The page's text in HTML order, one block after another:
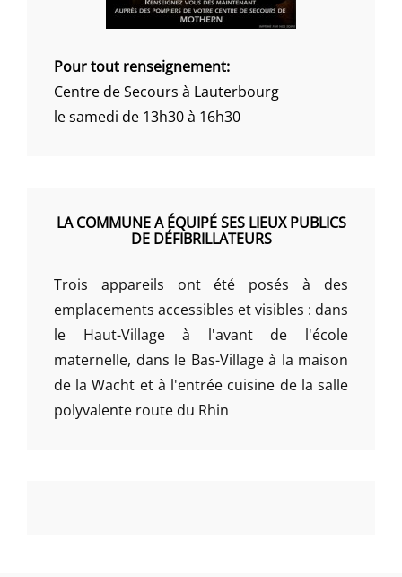
Pour tout renseignement:
Centre de Secours à Lauterbourg
le samedi de 13h30 à 16h30
LA COMMUNE A ÉQUIPÉ SES LIEUX PUBLICS
DE DÉFIBRILLATEURS
Trois appareils ont été posés à des
emplacements accessibles et visibles : dans
le Haut-Village à l'avant de l'école
maternelle, dans le Bas-Village à la maison
de la Wacht et à l'entrée cuisine de la salle
polyvalente route du Rhin